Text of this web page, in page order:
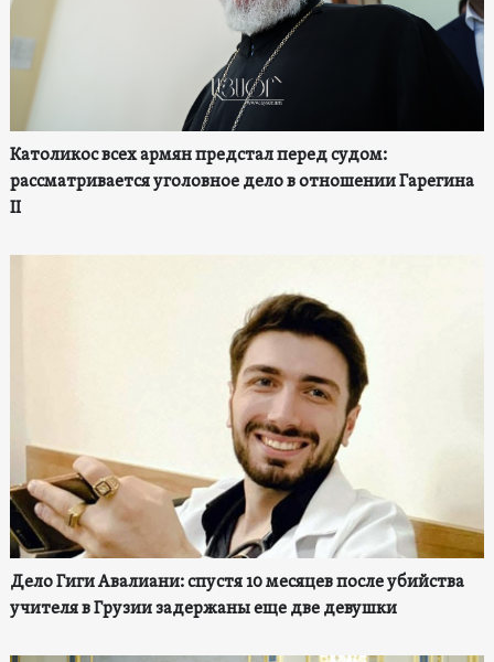
Католикос всех армян предстал перед судом:
рассматривается уголовное дело в отношении Гарегина
II
Дело Гиги Авалиани: спустя 10 месяцев после убийства
учителя в Грузии задержаны еще две девушки